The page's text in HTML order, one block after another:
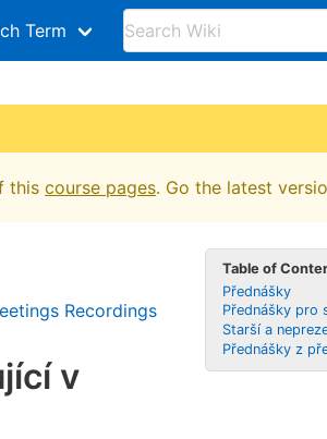
Term
this course pages. Go the latest
Table of
Přednášky
Přednášky pro
Starší a
Přednášky z
Recordings
v